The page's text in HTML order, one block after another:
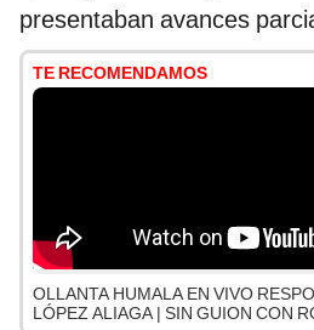
presentaban avances
TE RECOMENDAMOS
OLLANTA HUMALA EN VIVO
LÓPEZ ALIAGA | SIN GUION CON